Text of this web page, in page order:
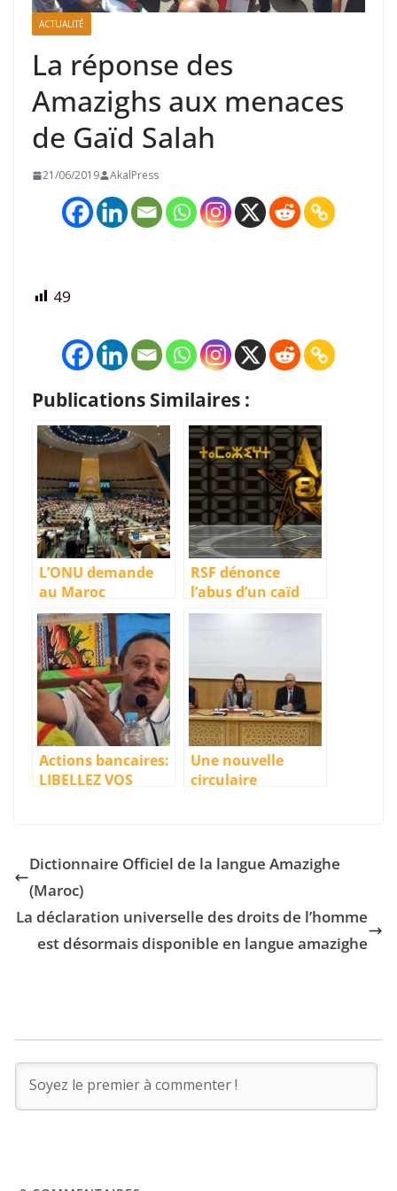
ACTUALITÉ
La réponse des
Amazighs aux menaces
de Gaïd Salah
21/06/2019 AkalPress
49
Publications Similaires :
L’ONU demande
au Maroc
d’intensifier les
efforts pour que
les Amazighs ne
soient pas
victimes de
discrimination
raciale
RSF dénonce
l’abus d’un caïd
contre une
cameraman de la
chaîne TV
amazighe
Actions bancaires:
LIBELLEZ VOS
Une nouvelle
circulaire
dans toutes les
administrations
Dictionnaire Officiel de la langue Amazighe
(Maroc)
La déclaration universelle des droits de l’homme
est désormais disponible en langue amazighe